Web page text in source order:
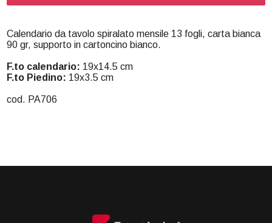
Calendario da tavolo spiralato mensile 13 fogli, carta bianca
90 gr, supporto in cartoncino bianco.
F.to calendario: 19x14.5 cm
F.to Piedino: 19x3.5 cm
cod. PA706